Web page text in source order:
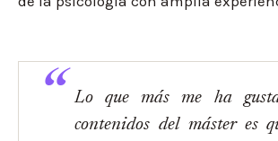
Lo que más me ha
contenidos del máster es